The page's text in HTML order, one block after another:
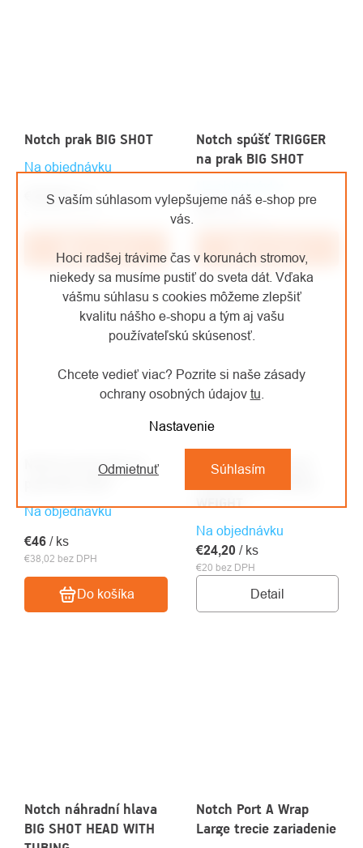
S vaším súhlasom vylepšujeme náš e-shop pre
vás.
Hoci radšej trávime čas v korunách stromov,
niekedy sa musíme pustiť do sveta dát. Vďaka
vášmu súhlasu s cookies môžeme zlepšiť
kvalitu nášho e-shopu a tým aj vašu
používateľskú skúsenosť.
Chcete vedieť viac? Pozrite si naše zásady
ochrany osobných údajov tu
Nastavenie
Odmietnuť Súhlasím
Notch prak BIG SHOT
Na objednávku
€228,80/ ks
Notch spúšť TRIGGER
na prak BIG SHOT
€79/ ks
Notch horná tyč na
Na objednávku
€38,02 bez DPH
€46 / ks
Do košíka
NOTCH nahazovací
WEIGHT
Na objednávku
€20 bez DPH
€24,20 / ks
Detail
Notch náhradní hlava
BIG SHOT HEAD WITH
Notch Port A Wrap
Large trecie zariadenie